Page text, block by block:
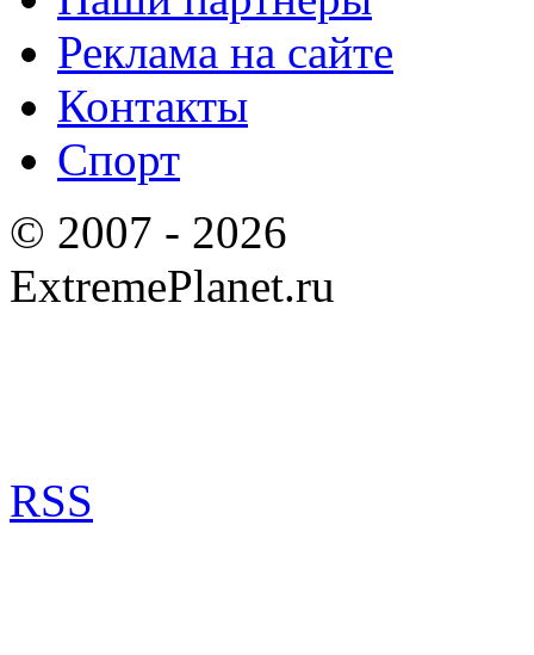
Реклама на сайте
Контакты
Спорт
© 2007 - 2026
ExtremePlanet.ru
RSS